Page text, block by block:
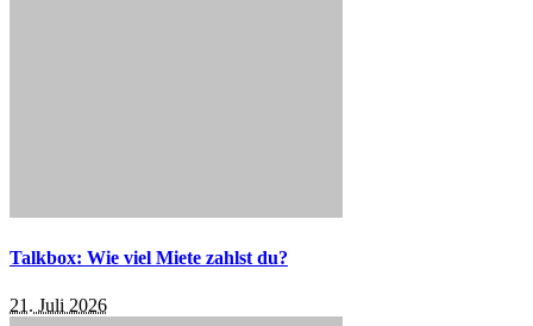
Talkbox: Wie viel Miete zahlst du?
21. Juli 2026